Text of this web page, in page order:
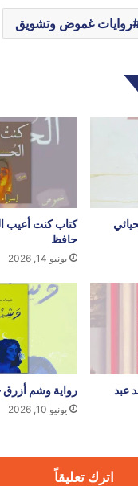
روايات غموض وتشويق
كتاب كنت أعيب
حافظ
يونيو 14, 2026
عبد
رواية وشم أزرق
يونيو 10, 2026
اترك تعليقاً